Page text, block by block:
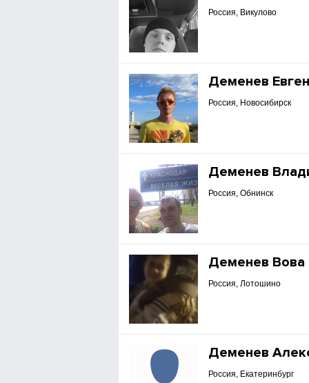
Россия, Викулово
Деменев
Россия, Новосибирск
Деменев
Россия, Обнинск
Деменев Вова
Россия, Лотошино
Деменев
Россия, Екатеринбург